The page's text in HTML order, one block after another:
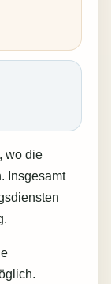
wo die
Insgesamt